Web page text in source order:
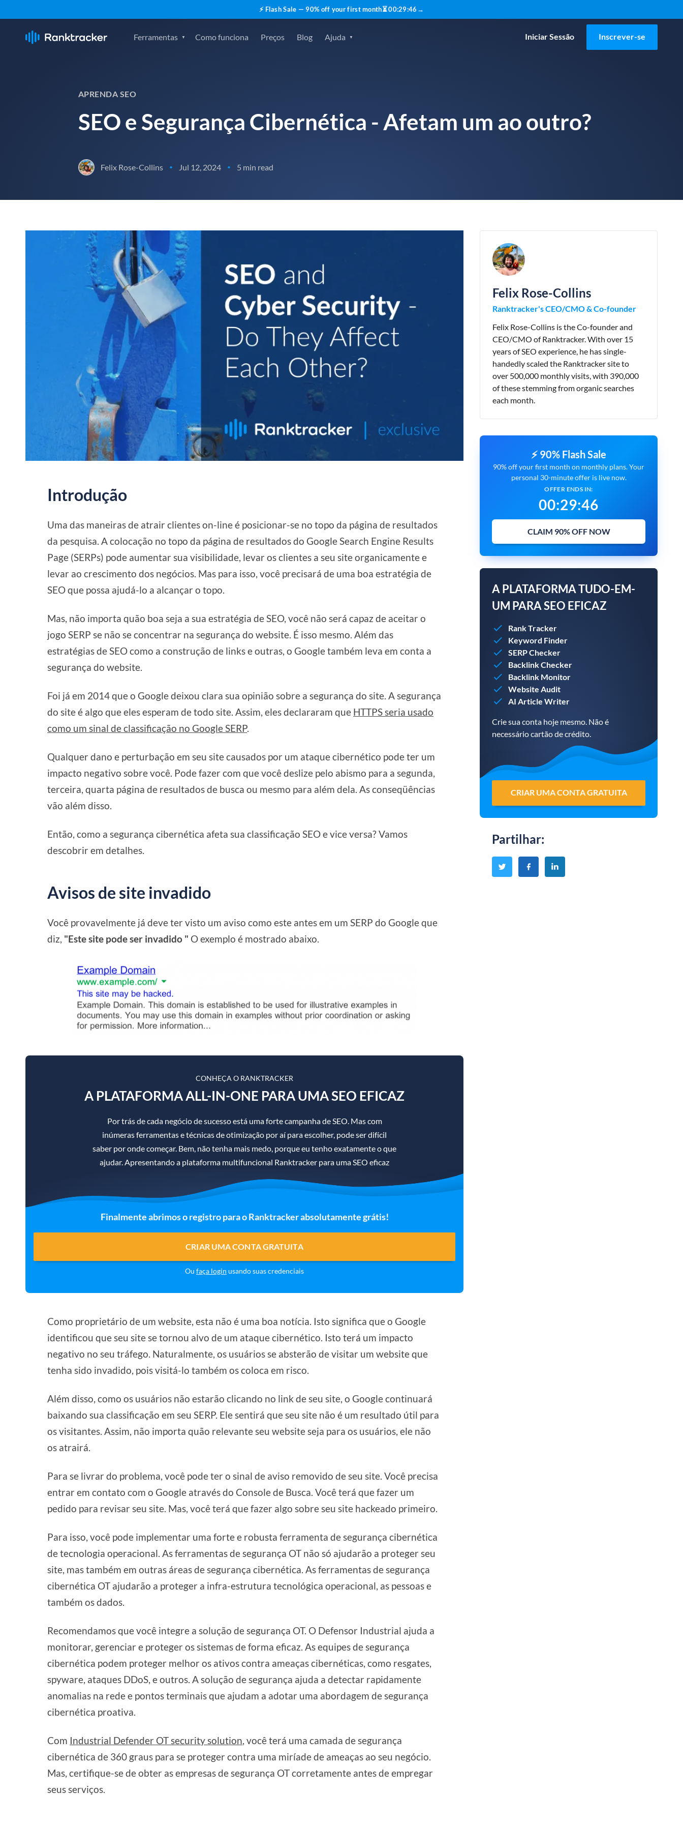
⚡ Flash Sale — 90% off your first month⏳00:29:45 →
Ferramentas Como funciona Preços Blog Ajuda Iniciar Sessão Inscrever-se
APRENDA SEO
SEO e Segurança Cibernética - Afetam um ao outro?
Felix Rose-Collins • Jul 12, 2024 • 5 min read
Introdução
Uma das maneiras de atrair clientes on-line é posicionar-se no topo da página de resultados
da pesquisa. A colocação no topo da página de resultados do Google Search Engine Results
Page (SERPs) pode aumentar sua visibilidade, levar os clientes a seu site organicamente e
levar ao crescimento dos negócios. Mas para isso, você precisará de uma boa estratégia de
SEO que possa ajudá-lo a alcançar o topo.
Mas, não importa quão boa seja a sua estratégia de SEO, você não será capaz de aceitar o
jogo SERP se não se concentrar na segurança do website. É isso mesmo. Além das
estratégias de SEO como a construção de links e outras, o Google também leva em conta a
segurança do website.
Foi já em 2014 que o Google deixou clara sua opinião sobre a segurança do site. A segurança
do site é algo que eles esperam de todo site. Assim, eles declararam que HTTPS seria usado
como um sinal de classificação no Google SERP.
Qualquer dano e perturbação em seu site causados por um ataque cibernético pode ter um
impacto negativo sobre você. Pode fazer com que você deslize pelo abismo para a segunda,
terceira, quarta página de resultados de busca ou mesmo para além dela. As conseqüências
vão além disso.
Então, como a segurança cibernética afeta sua classificação SEO e vice versa? Vamos
descobrir em detalhes.
Avisos de site invadido
Você provavelmente já deve ter visto um aviso como este antes em um SERP do Google que
diz, "Este site pode ser invadido " O exemplo é mostrado abaixo.
CONHEÇA O RANKTRACKER
A PLATAFORMA ALL-IN-ONE PARA UMA SEO EFICAZ
Por trás de cada negócio de sucesso está uma forte campanha de SEO. Mas com
inúmeras ferramentas e técnicas de otimização por aí para escolher, pode ser difícil
saber por onde começar. Bem, não tenha mais medo, porque eu tenho exatamente o que
ajudar. Apresentando a plataforma multifuncional Ranktracker para uma SEO eficaz
Finalmente abrimos o registro para o Ranktracker absolutamente grátis!
CRIAR UMA CONTA GRATUITA
Ou faça login usando suas credenciais
Como proprietário de um website, esta não é uma boa notícia. Isto significa que o Google
identificou que seu site se tornou alvo de um ataque cibernético. Isto terá um impacto
negativo no seu tráfego. Naturalmente, os usuários se absterão de visitar um website que
tenha sido invadido, pois visitá-lo também os coloca em risco.
Além disso, como os usuários não estarão clicando no link de seu site, o Google continuará
baixando sua classificação em seu SERP. Ele sentirá que seu site não é um resultado útil para
os visitantes. Assim, não importa quão relevante seu website seja para os usuários, ele não
os atrairá.
Para se livrar do problema, você pode ter o sinal de aviso removido de seu site. Você precisa
entrar em contato com o Google através do Console de Busca. Você terá que fazer um
pedido para revisar seu site. Mas, você terá que fazer algo sobre seu site hackeado primeiro.
Para isso, você pode implementar uma forte e robusta ferramenta de segurança cibernética
de tecnologia operacional. As ferramentas de segurança OT não só ajudarão a proteger seu
site, mas também em outras áreas de segurança cibernética. As ferramentas de segurança
cibernética OT ajudarão a proteger a infra-estrutura tecnológica operacional, as pessoas e
também os dados.
Recomendamos que você integre a solução de segurança OT. O Defensor Industrial ajuda a
monitorar, gerenciar e proteger os sistemas de forma eficaz. As equipes de segurança
cibernética podem proteger melhor os ativos contra ameaças cibernéticas, como resgates,
spyware, ataques DDoS, e outros. A solução de segurança ajuda a detectar rapidamente
anomalias na rede e pontos terminais que ajudam a adotar uma abordagem de segurança
cibernética proativa.
Com Industrial Defender OT security solution, você terá uma camada de segurança
cibernética de 360 graus para se proteger contra uma miríade de ameaças ao seu negócio.
Mas, certifique-se de obter as empresas de segurança OT corretamente antes de empregar
seus serviços.
Felix Rose-Collins
Ranktracker's CEO/CMO & Co-founder
Felix Rose-Collins is the Co-founder and
CEO/CMO of Ranktracker. With over 15
years of SEO experience, he has single-
handedly scaled the Ranktracker site to
over 500,000 monthly visits, with 390,000
of these stemming from organic searches
each month.
⚡ 90% Flash Sale
90% off your first month on monthly plans. Your
personal 30-minute offer is live now.
OFFER ENDS IN:
00:29:45
CLAIM 90% OFF NOW
A PLATAFORMA TUDO-EM-
UM PARA SEO EFICAZ
Rank Tracker
Keyword Finder
SERP Checker
Backlink Checker
Backlink Monitor
Website Audit
AI Article Writer
Crie sua conta hoje mesmo. Não é
necessário cartão de crédito.
CRIAR UMA CONTA GRATUITA
Partilhar: